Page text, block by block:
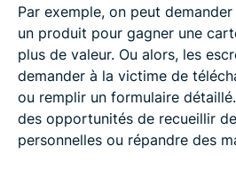
Par exemple, on peut
un produit pour gagner une
plus de valeur. Ou alors, les
demander à la victime de
ou remplir un formulaire
des opportunités de recueillir
personnelles ou répandre des